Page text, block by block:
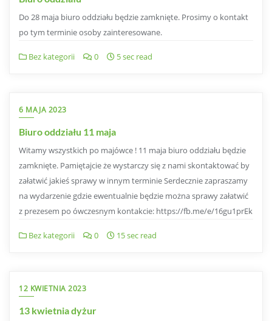
Do 28 maja biuro oddziału będzie zamknięte. Prosimy o kontakt
po tym terminie osoby zainteresowane.
Bez kategorii 0 5 sec read
6 MAJA 2023
Biuro oddziału 11 maja
Witamy wszystkich po majówce ! 11 maja biuro oddziału będzie
zamknięte. Pamiętajcie że wystarczy się z nami skontaktować by
załatwić jakieś sprawy w innym terminie Serdecznie zapraszamy
na wydarzenie gdzie ewentualnie będzie można sprawy załatwić
z prezesem po ówczesnym kontakcie: https://fb.me/e/16gu1prEk
Bez kategorii 0 15 sec read
12 KWIETNIA 2023
13 kwietnia dyżur